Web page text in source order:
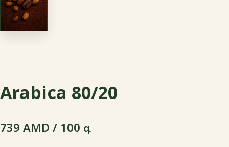
Arabica 80/20
739 AMD / 100 գ